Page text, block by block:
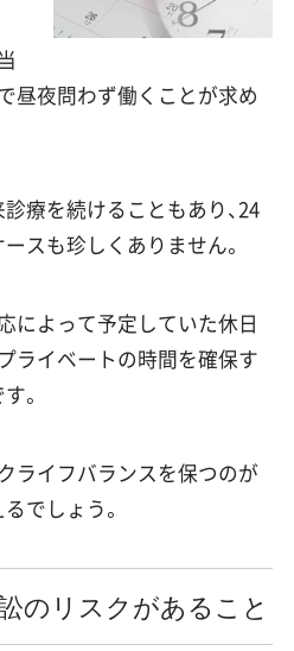
昼夜問わず働くことが求め
療を続けることもあり、24
スも珍しくありません。
によって予定していた休日
ライベートの時間を確保す
。
ライフバランスを保つのが
でしょう。
のリスクがあること